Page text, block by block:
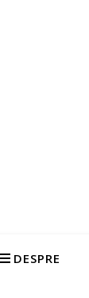
DESPRE